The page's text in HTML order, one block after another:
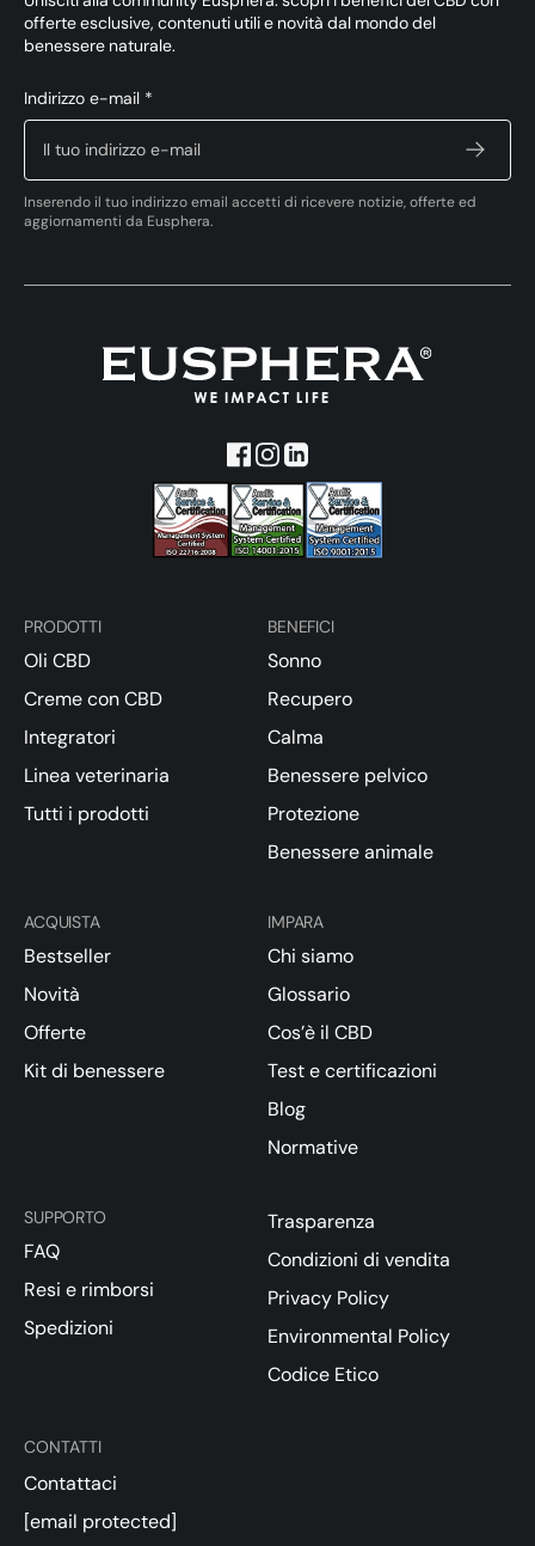
offerte esclusive, contenuti utili e novità dal mondo del
benessere naturale.
Indirizzo e-mail *
Inserendo il tuo indirizzo email accetti di ricevere notizie, offerte ed
aggiornamenti da Eusphera.
PRODOTTI
Oli CBD
Creme con CBD
Integratori
Linea veterinaria
Tutti i prodotti
BENEFICI
Sonno
Recupero
Calma
Benessere pelvico
Protezione
Benessere animale
ACQUISTA
Bestseller
Novità
Offerte
Kit di benessere
IMPARA
Chi siamo
Glossario
Cos’è il CBD
Test e certificazioni
Blog
Normative
CONTATTI
Contattaci
[email protected]
SUPPORTO
FAQ
Resi e rimborsi
Spedizioni
Trasparenza
Condizioni di vendita
Privacy Policy
Environmental Policy
Codice Etico